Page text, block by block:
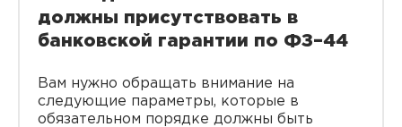
должны присутствовать в
банковской гарантии по ФЗ–44
Вам нужно обращать внимание на
следующие параметры, которые в
обязательном порядке должны быть